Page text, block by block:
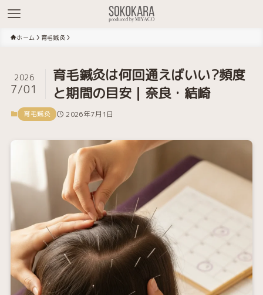
ホーム 育毛鍼灸
育毛鍼灸は何回通えばいい?頻度
と期間の目安｜奈良・結崎
2026
7/01
育毛鍼灸 2026年7月1日